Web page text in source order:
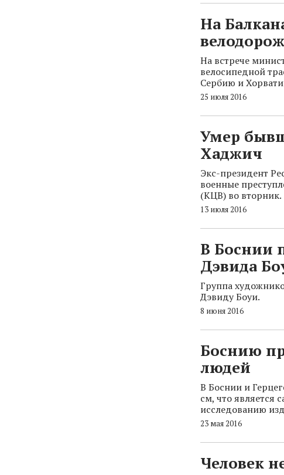
На
На встрече
велосипедной
Сербию и
25 июля 2016
Умер
Хаджич
Экс-президент
военные
(КЦВ) во вторник.
13 июля 2016
В Боснии
Дэвида
Группа
Дэвиду Боуи.
8 июня 2016
Боснию
людей
В Боснии и
см, что является
исследованию
23 мая 2016
Человек